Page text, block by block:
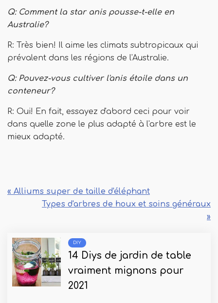
Q: Comment la star anis pousse-t-elle en
Australie?
R: Très bien! Il aime les climats subtropicaux qui
prévalent dans les régions de l'Australie.
Q: Pouvez-vous cultiver l'anis étoile dans un
conteneur?
R: Oui! En fait, essayez d'abord ceci pour voir
dans quelle zone le plus adapté à l'arbre est le
mieux adapté.
« Alliums super de taille d'éléphant
Types d'arbres de houx et soins généraux
»
DIY
14 Diys de jardin de table
vraiment mignons pour
2021